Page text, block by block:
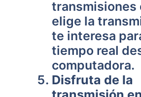
transmisiones
elige la
te interesa
tiempo real
computadora.
Disfruta de la